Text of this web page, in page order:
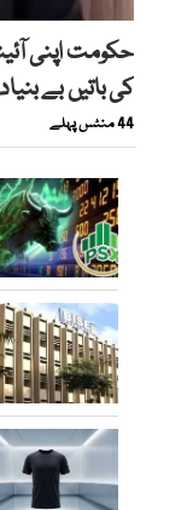
حکومت اپنی
کی باتیں بے
44 منٹس پہلے